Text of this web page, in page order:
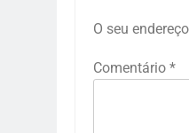
O seu
Comentário *